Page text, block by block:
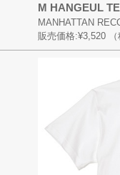
M HANGEUL
MANHATTAN
販売価格:¥3,520